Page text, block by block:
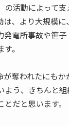
活動によって支
、より大規模に
電所事故や笹
。
奪われたにも
う、きちんと組
だと思います。